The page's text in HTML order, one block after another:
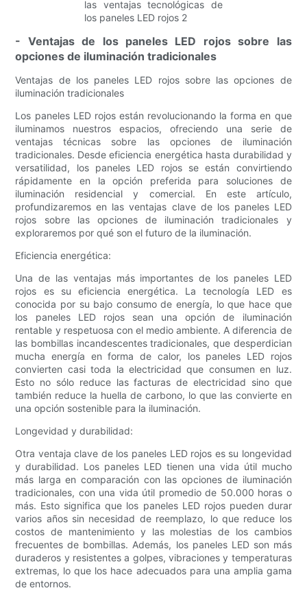
- Ventajas de los paneles LED rojos sobre las
opciones de iluminación tradicionales
Ventajas de los paneles LED rojos sobre las opciones de
iluminación tradicionales
Los paneles LED rojos están revolucionando la forma en que
iluminamos nuestros espacios, ofreciendo una serie de
ventajas técnicas sobre las opciones de iluminación
tradicionales. Desde eficiencia energética hasta durabilidad y
versatilidad, los paneles LED rojos se están convirtiendo
rápidamente en la opción preferida para soluciones de
iluminación residencial y comercial. En este artículo,
profundizaremos en las ventajas clave de los paneles LED
rojos sobre las opciones de iluminación tradicionales y
exploraremos por qué son el futuro de la iluminación.
Eficiencia energética:
Una de las ventajas más importantes de los paneles LED
rojos es su eficiencia energética. La tecnología LED es
conocida por su bajo consumo de energía, lo que hace que
los paneles LED rojos sean una opción de iluminación
rentable y respetuosa con el medio ambiente. A diferencia de
las bombillas incandescentes tradicionales, que desperdician
mucha energía en forma de calor, los paneles LED rojos
convierten casi toda la electricidad que consumen en luz.
Esto no sólo reduce las facturas de electricidad sino que
también reduce la huella de carbono, lo que las convierte en
una opción sostenible para la iluminación.
Longevidad y durabilidad:
Otra ventaja clave de los paneles LED rojos es su longevidad
y durabilidad. Los paneles LED tienen una vida útil mucho
más larga en comparación con las opciones de iluminación
tradicionales, con una vida útil promedio de 50.000 horas o
más. Esto significa que los paneles LED rojos pueden durar
varios años sin necesidad de reemplazo, lo que reduce los
costos de mantenimiento y las molestias de los cambios
frecuentes de bombillas. Además, los paneles LED son más
duraderos y resistentes a golpes, vibraciones y temperaturas
extremas, lo que los hace adecuados para una amplia gama
de entornos.